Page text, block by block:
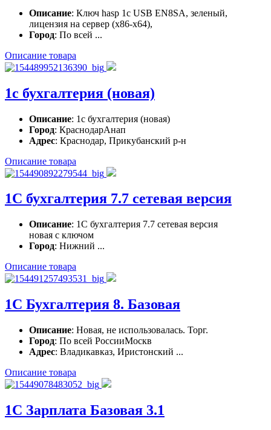
Описание: Ключ hasp 1с USB EN8SA, зеленый,
лицензия на сервер (х86-x64),
Город: По всей ...
Описание товара
1с бухгалтерия (новая)
Описание: 1с бухгалтерия (новая)
Город: КраснодарАнап
Адрес: Краснодар, Прикубанский р-н
Описание товара
1С бухгалтерия 7.7 сетевая версия
Описание: 1С бухгалтерия 7.7 сетевая версия
новая с ключом
Город: Нижний ...
Описание товара
1С Бухгалтерия 8. Базовая
Описание: Новая, не использовалась. Торг.
Город: По всей РоссииМоскв
Адрес: Владикавказ, Иристонский ...
Описание товара
1С Зарплата Базовая 3.1